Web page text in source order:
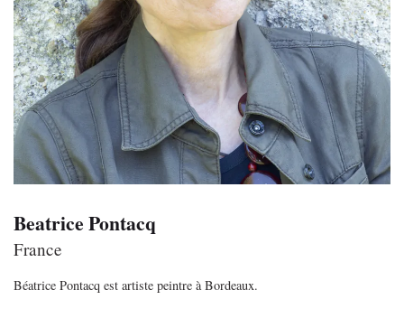
Beatrice Pontacq
France
Béatrice Pontacq est artiste peintre à Bordeaux.